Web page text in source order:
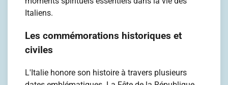
Italiens.
Les commémorations historiques et
civiles
L'Italie honore son histoire à travers plusieurs